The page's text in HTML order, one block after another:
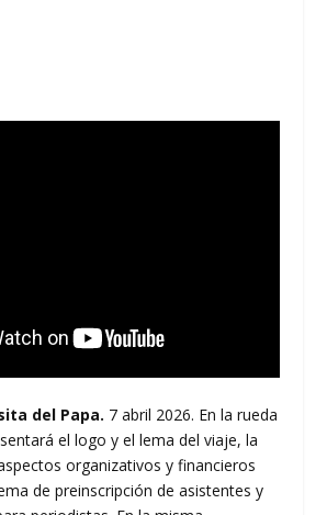
del Papa. 7 abril 2026. En la rueda
el logo y el lema del viaje, la
organizativos y financieros
de preinscripción de asistentes y